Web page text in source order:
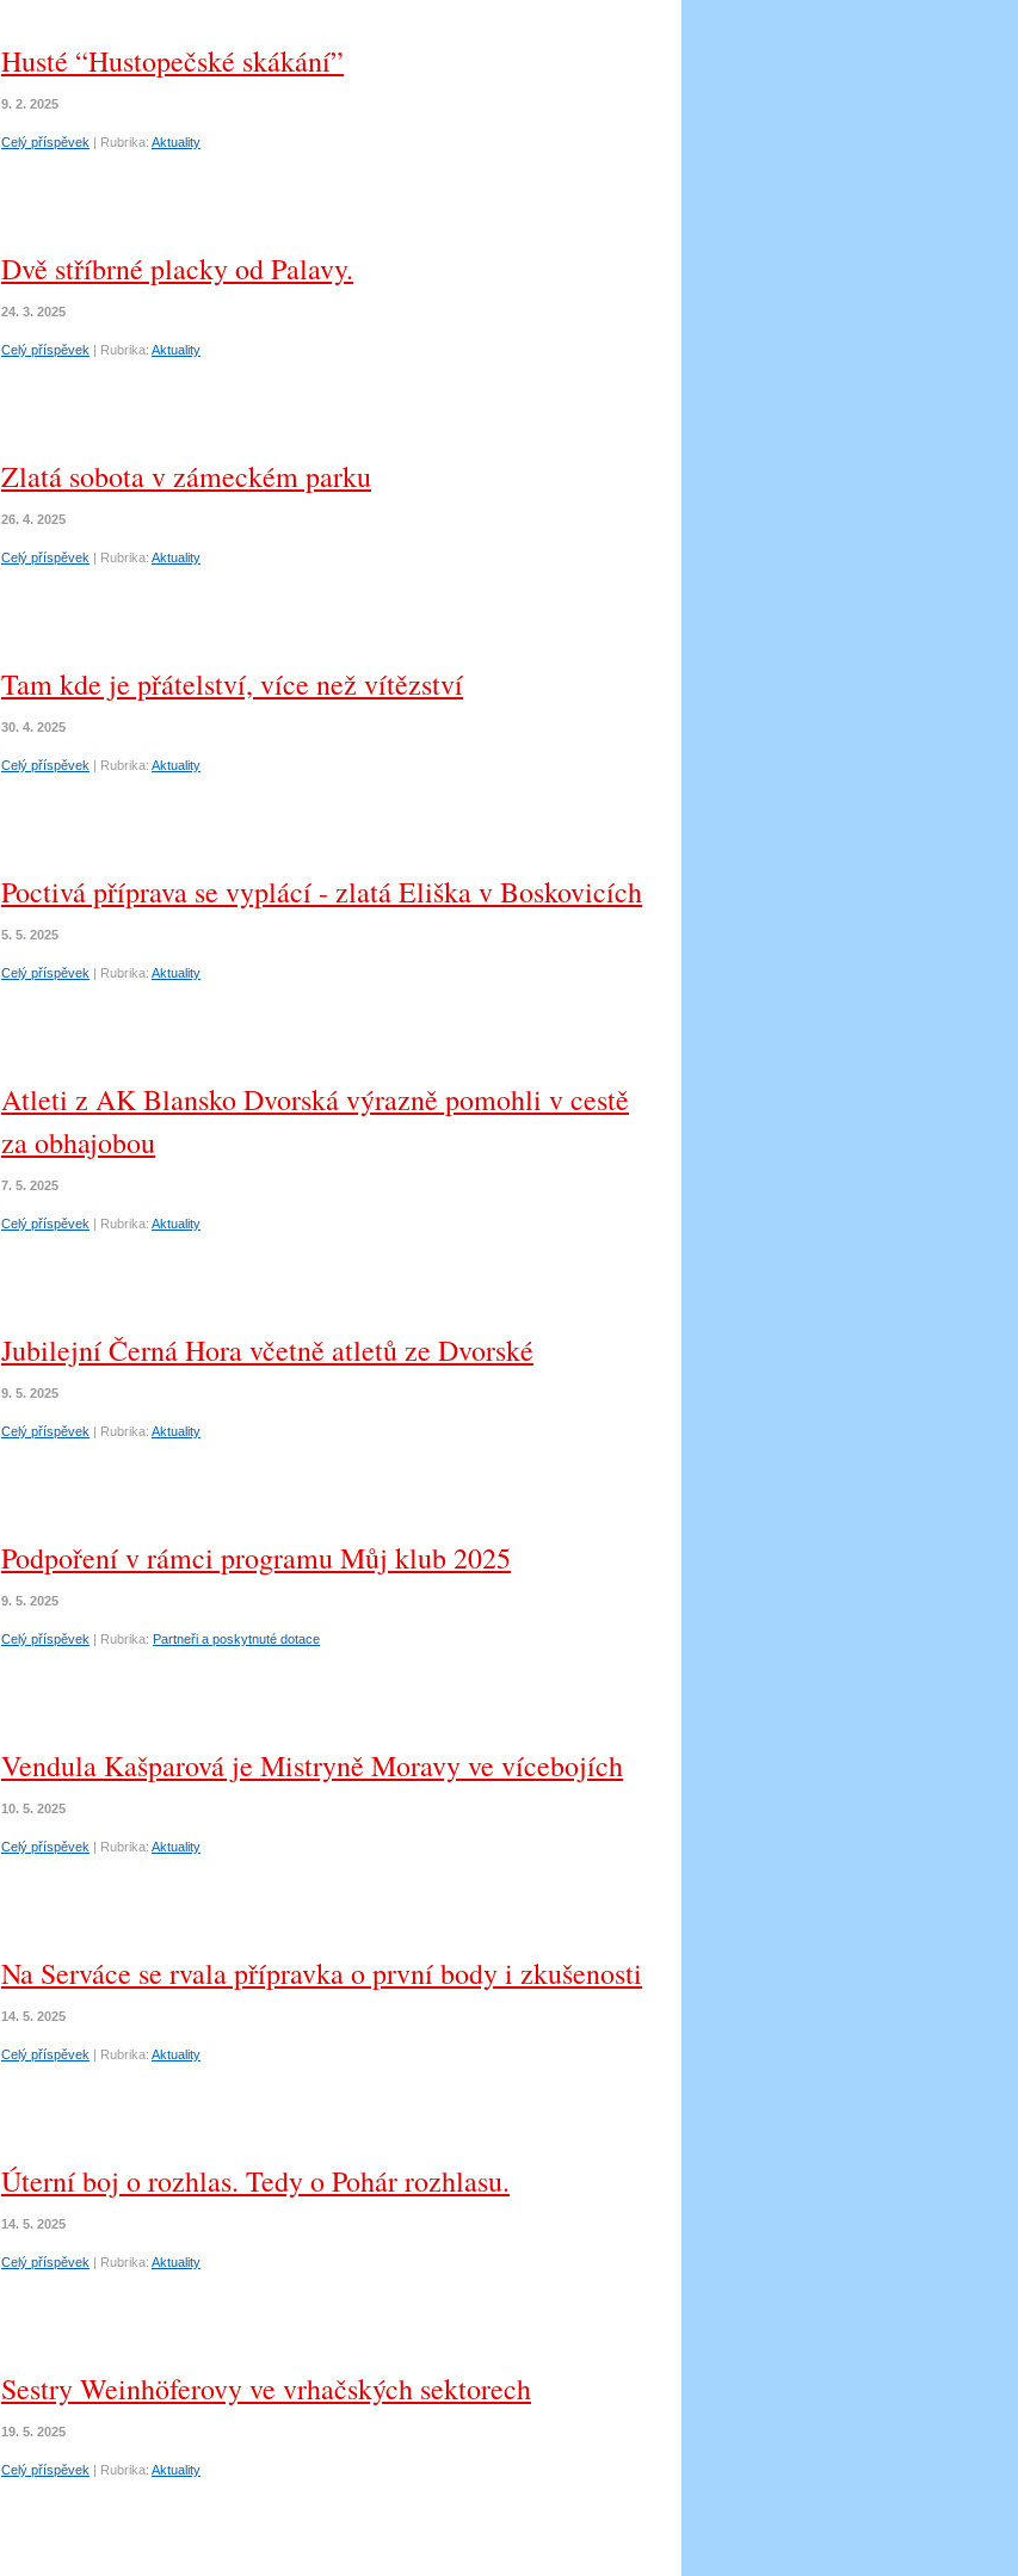
Husté “Hustopečské skákání”
9. 2. 2025
Celý příspěvek | Rubrika: Aktuality
Dvě stříbrné placky od Palavy.
24. 3. 2025
Celý příspěvek | Rubrika: Aktuality
Zlatá sobota v zámeckém parku
26. 4. 2025
Celý příspěvek | Rubrika: Aktuality
Tam kde je přátelství, více než vítězství
30. 4. 2025
Celý příspěvek | Rubrika: Aktuality
Poctivá příprava se vyplácí - zlatá Eliška v Boskovicích
5. 5. 2025
Celý příspěvek | Rubrika: Aktuality
Atleti z AK Blansko Dvorská výrazně pomohli v cestě
za obhajobou
7. 5. 2025
Celý příspěvek | Rubrika: Aktuality
Jubilejní Černá Hora včetně atletů ze Dvorské
9. 5. 2025
Celý příspěvek | Rubrika: Aktuality
Podpoření v rámci programu Můj klub 2025
9. 5. 2025
Celý příspěvek | Rubrika: Partneři a poskytnuté dotace
Vendula Kašparová je Mistryně Moravy ve vícebojích
10. 5. 2025
Celý příspěvek | Rubrika: Aktuality
Na Serváce se rvala přípravka o první body i zkušenosti
14. 5. 2025
Celý příspěvek | Rubrika: Aktuality
Úterní boj o rozhlas. Tedy o Pohár rozhlasu.
14. 5. 2025
Celý příspěvek | Rubrika: Aktuality
Sestry Weinhöferovy ve vrhačských sektorech
19. 5. 2025
Celý příspěvek | Rubrika: Aktuality